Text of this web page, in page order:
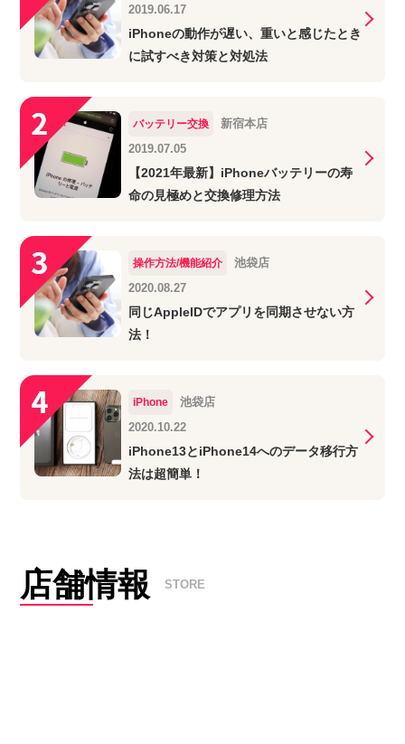
2019.06.17
iPhoneの動作が遅い、重いと感じたとき
に試すべき対策と対処法
バッテリー交換
新宿本店
2019.07.05
【2021年最新】iPhoneバッテリーの寿
命の見極めと交換修理方法
操作方法/機能紹介
池袋店
2020.08.27
同じAppleIDでアプリを同期させない方
法！
iPhone
池袋店
2020.10.22
iPhone13とiPhone14へのデータ移行方
法は超簡単！
店舗情報 STORE